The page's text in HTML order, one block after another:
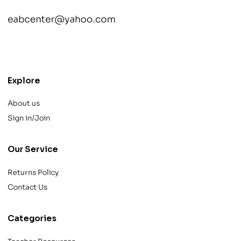
eabcenter@yahoo.com
Explore
About us
Sign in/Join
Our Service
Returns Policy
Contact Us
Categories